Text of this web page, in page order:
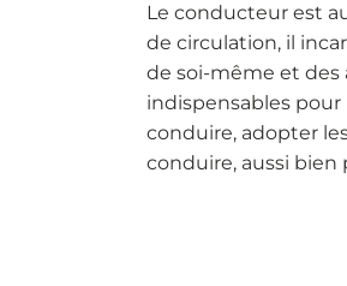
Le conducteur est
de circulation, il
de soi-même et des
indispensables
conduire, adopter
conduire, aussi